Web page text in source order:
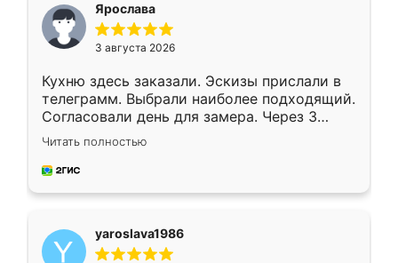
Ярослава
3 августа 2026
Кухню здесь заказали. Эскизы прислали в
телеграмм. Выбрали наиболее подходящий.
Согласовали день для замера. Через 3
недели кухня была уже готова. Остались
довольны работой. Спасибо Ренессанс
мебель за качественную работу!
Читать полностью
yaroslava1986